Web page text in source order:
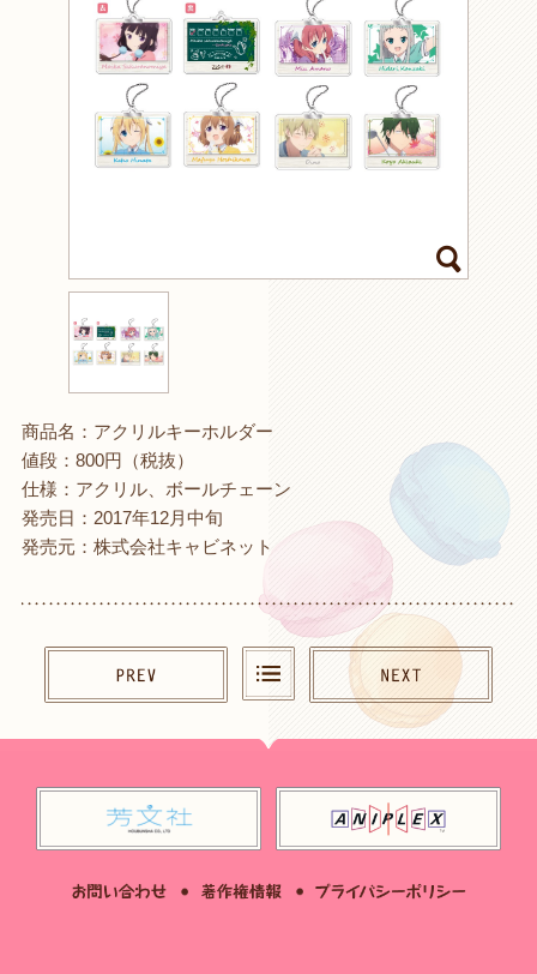
商品名：アクリルキーホルダー
値段：800円（税抜）
仕様：アクリル、ボールチェーン
発売日：2017年12月中旬
発売元：株式会社キャビネット